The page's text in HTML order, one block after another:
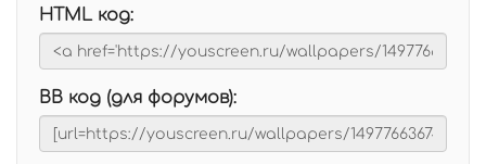
HTML код:
BB код (для форумов):